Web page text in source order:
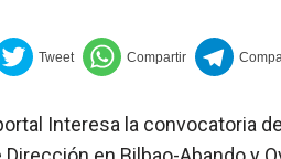
Interesa la convocatoria